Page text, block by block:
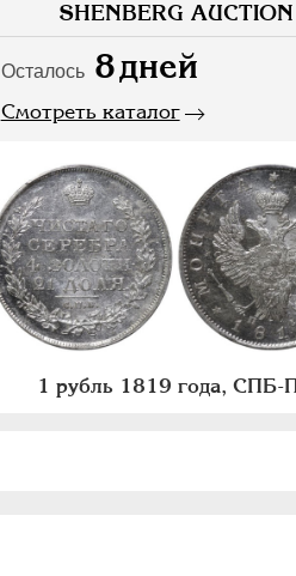
SHENBERG AUCTION
Осталось 8дней
Смотреть каталог
1 рубль 1819 года, СПБ-